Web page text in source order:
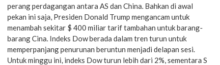
perang perdagangan antara AS dan China. Bahkan di awal
pekan ini saja, Presiden Donald Trump mengancam untuk
menambah sekitar $ 400 miliar tarif tambahan untuk barang-
barang Cina. Indeks Dow berada dalam tren turun untuk
memperpanjang penurunan beruntun menjadi delapan sesi.
Untuk minggu ini, indeks Dow turun lebih dari 2%, sementara S